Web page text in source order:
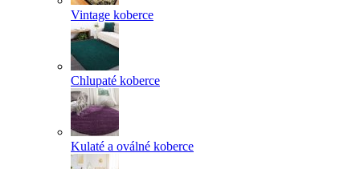
Vintage koberce
Chlupaté koberce
Kulaté a oválné koberce